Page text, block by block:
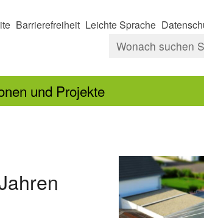
Barrierefreiheit Leichte Sprache
und Projekte